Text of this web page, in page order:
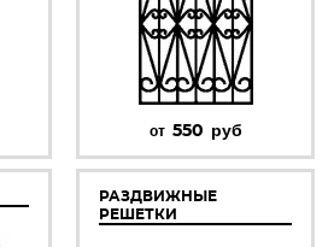
от 550 руб
РАЗДВИЖНЫЕ
РЕШЕТКИ